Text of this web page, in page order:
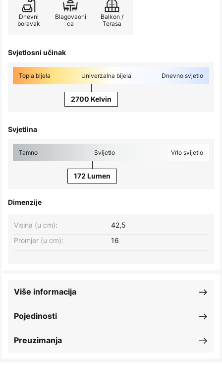
Dnevni
boravak
Blagovaoni
ca
Balkon /
Terasa
Svjetlosni učinak
Topla bijela Univerzalna bijela Dnevno svjetlo
2700 Kelvin
Svjetlina
Tamno Svijetlo Vrlo svijetlo
172 Lumen
Dimenzije
Visina (u cm):
42,5
Promjer (u cm):
16
Pojedinosti
Više informacija
Preuzimanja